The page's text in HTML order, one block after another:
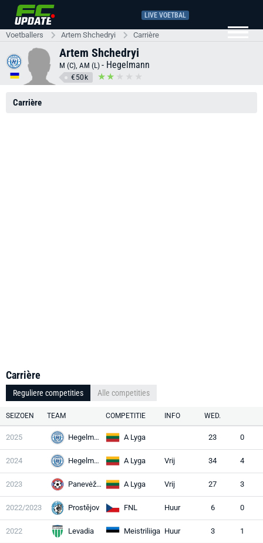
LIVE VOETBAL
Voetballers Artem Shchedryi Carrière
Artem Shchedryi
M (C), AM (L) - Hegelmann
€50k
Carrière
Carrière
Reguliere competities Alle competities
SEIZOEN TEAM COMPETITIE INFO WED.
2025 Hegelmann A Lyga 23 0
2024 Hegelmann A Lyga Vrij 34 4
2023 Panevėžys A Lyga Vrij 27 3
2022/2023 Prostějov FNL Huur 6 0
2022 Levadia Meistriliiga Huur 3 1